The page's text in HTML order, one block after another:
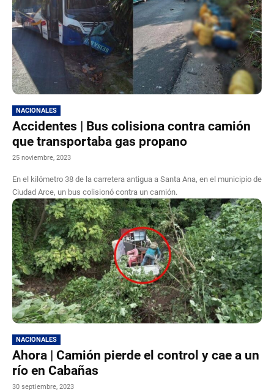
NACIONALES
Accidentes | Bus colisiona contra camión
que transportaba gas propano
25 noviembre, 2023
En el kilómetro 38 de la carretera antigua a Santa Ana, en el municipio de
Ciudad Arce, un bus colisionó contra un camión.
NACIONALES
Ahora | Camión pierde el control y cae a un
río en Cabañas
30 septiembre, 2023